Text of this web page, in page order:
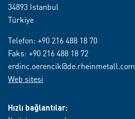
34893 Istanbul
Türkiye
Telefon: +90 216 488 18 70
Faks: +90 216 488 18 72
erdinc.oerencik@de.rheinmetall.com
Web sitesi
Hızlı bağlantılar: